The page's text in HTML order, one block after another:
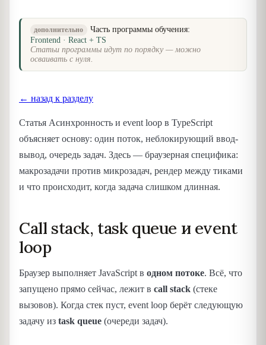
дополнительно
Часть программы обучения:
Frontend · React + TS
Статьи программы идут по порядку — можно
осваивать с нуля.
← назад к разделу
Статья Асинхронность и event loop в TypeScript
объясняет основу: один поток, неблокирующий ввод-
вывод, очередь задач. Здесь — браузерная специфика:
макрозадачи против микрозадач, рендер между тиками
и что происходит, когда задача слишком длинная.
Call stack, task queue и event
loop
Браузер выполняет JavaScript в одном потоке. Всё, что
запущено прямо сейчас, лежит в call stack (стеке
вызовов). Когда стек пуст, event loop берёт следующую
задачу из task queue (очереди задач).